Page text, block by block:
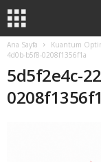
Ana Sayfa Kuantum
4d0b-b5f8-0208f1356f1a
5d5f2e4c-